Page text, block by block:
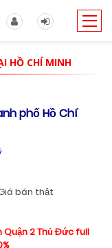
HỒ CHÍ MINH
phố Hồ Chí
bán thật
Quận 2 Thủ Đức full